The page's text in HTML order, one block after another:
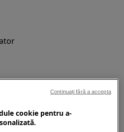
tău merge tot timpul?
și ce ar trebui să verifici.
cookie pentru a-
Continuați fără a accepta